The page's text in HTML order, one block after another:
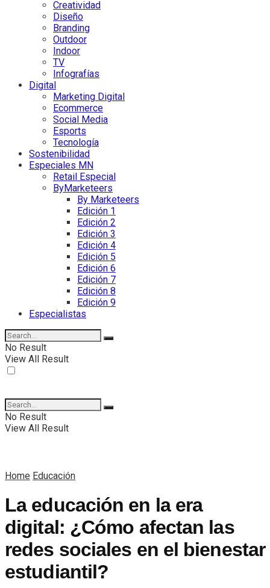
Creatividad
Diseño
Branding
Outdoor
Indoor
TV
Infografías
Digital
Marketing Digital
Ecommerce
Social Media
Esports
Tecnología
Sostenibilidad
Especiales MN
Retail Especial
ByMarketeers
By Marketeers
Edición 1
Edición 2
Edición 3
Edición 4
Edición 5
Edición 6
Edición 7
Edición 8
Edición 9
Especialistas
No Result
View All Result
No Result
View All Result
Home Educación
La educación en la era
digital: ¿Cómo afectan las
redes sociales en el bienestar
estudiantil?